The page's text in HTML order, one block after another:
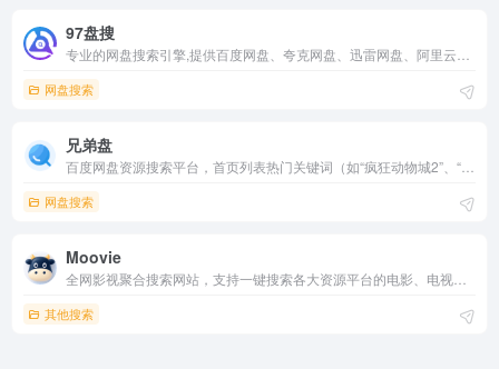
97盘搜
网盘搜索
兄弟盘
网盘搜索
Moovie
其他搜索